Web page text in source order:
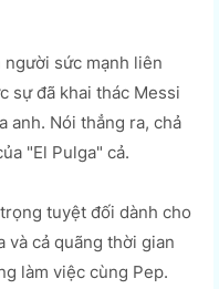
sức mạnh liên
sự đã khai thác Messi
anh. Nói thẳng ra, chả
"El Pulga" cả.
tuyệt đối dành cho
và cả quãng thời gian
làm việc cùng Pep.